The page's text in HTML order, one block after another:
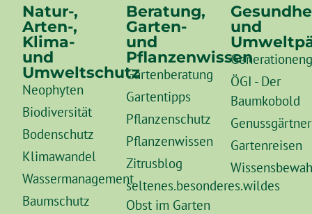
Natur-,
Arten-,
Klima-
und
Umweltschutz
Neophyten
Biodiversität
Bodenschutz
Klimawandel
Wassermanagement
Baumschutz
Beratung,
Garten-
und
Pflanzenwissen
Gartenberatung
Gartentipps
Pflanzenschutz
Pflanzenwissen
Zitrusblog
seltenes.besonderes.wildes
Obst im Garten
und
ÖGI - Der
Baumkobold
Gartenreisen